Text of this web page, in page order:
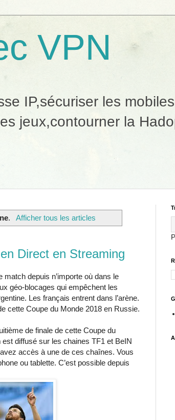
VPN
IP,sécuriser les
jeux,contourner la
. Afficher tous les articles
Direct en Streaming
depuis n’importe où dans le
géo-blocages qui empêchent les
Les français entrent dans l’arène.
cette Coupe du Monde 2018 en Russie.
de finale de cette Coupe du
diffusé sur les chaines TF1 et BeIN
accès à une de ces chaînes. Vous
ou tablette. C’est possible depuis